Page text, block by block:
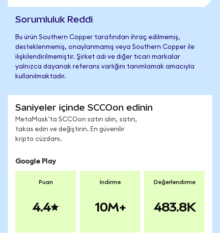
Sorumluluk Reddi
Bu ürün Southern Copper tarafından ihraç edilmemiş,
desteklenmemiş, onaylanmamış veya Southern Copper ile
ilişkilendirilmemiştir. Şirket adı ve diğer ticari markalar
yalnızca dayanak referans varlığını tanımlamak amacıyla
kullanılmaktadır.
Saniyeler içinde SCCOon edinin
MetaMask'ta SCCOon satın alın, satın,
takas edin ve değiştirin. En güvenilir
kripto cüzdanı.
Google Play
Puan
4.4
İndirme
10M+
Değerlendirme
483.8K